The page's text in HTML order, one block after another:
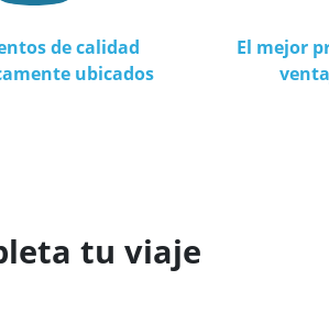
de calidad
ubicados
El mejor
tu viaje